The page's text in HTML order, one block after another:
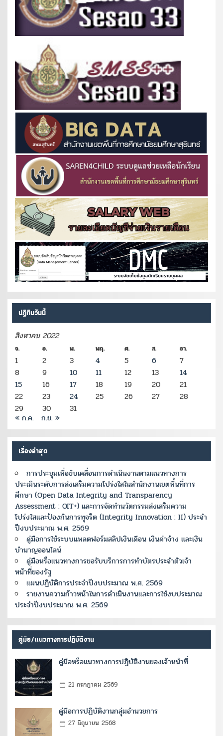
ปฏิทินวันนี้
สิงหาคม 2022
จ. อ. พ. พฤ. ศ. ส. อา.
1 2 3 4 5 6
7
8
9 10 11 12 13
14
15
16 17 18 19 20
21
22
23 24 25 26 27
28
29
30 31
« ก.ค. ก.ย. »
เรื่องล่าสุด
การประชุมเพื่อขับเคลื่อนการดำเนินงานตามแนวทางการ
ประเมินระดับการส่งเสริมความโปร่งใสในสำนักงานเขตพื้นที่การ
ศึกษา (Open Data Integrity and Transparency
Assessment : OIT+) และการจัดทำนวัตกรรมส่งเสริมความ
โปร่งใสและป้องกันการทุจริต (Integrity Innovation : II) ประจำ
ปีงบประมาณ พ.ศ. 2569
คู่มือการใช้ระบบแพลตฟอร์มสลิปเงินเดือน เงินค่าจ้าง และเงิน
บำนาญออนไลน์
คู่มือหรือแนวทางการขอรับบริการการทำบัตรประจำตัวเจ้า
หน้าที่ของรัฐ
แผนปฏิบัติการประจำปีงบประมาณ พ.ศ. 2569
รายงานความก้าวหน้าในการดำเนินงานและการใช้งบประมาณ
ประจำปีงบประมาณ พ.ศ. 2569
คู่มือ/แนวทางการปฏิบัติงาน
คู่มือหรือแนวทางการปฏิบัติงานของเจ้าหน้าที่
21 กรกฎาคม 2569
คู่มือการปฏิบัติงานกลุ่มอำนวยการ
27 มิถุนายน 2568